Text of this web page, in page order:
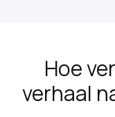
Hoe
verhaal